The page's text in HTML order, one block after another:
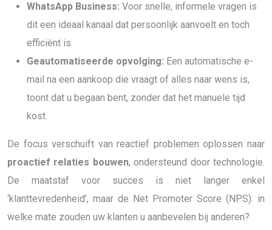
WhatsApp Business: Voor snelle, informele vragen is
dit een ideaal kanaal dat persoonlijk aanvoelt en toch
efficiënt is.
Geautomatiseerde opvolging: Een automatische e-
mail na een aankoop die vraagt of alles naar wens is,
toont dat u begaan bent, zonder dat het manuele tijd
kost.
De focus verschuift van reactief problemen oplossen naar
proactief relaties bouwen, ondersteund door technologie.
De maatstaf voor succes is niet langer enkel
‘klanttevredenheid’, maar de Net Promoter Score (NPS): in
welke mate zouden uw klanten u aanbevelen bij anderen?